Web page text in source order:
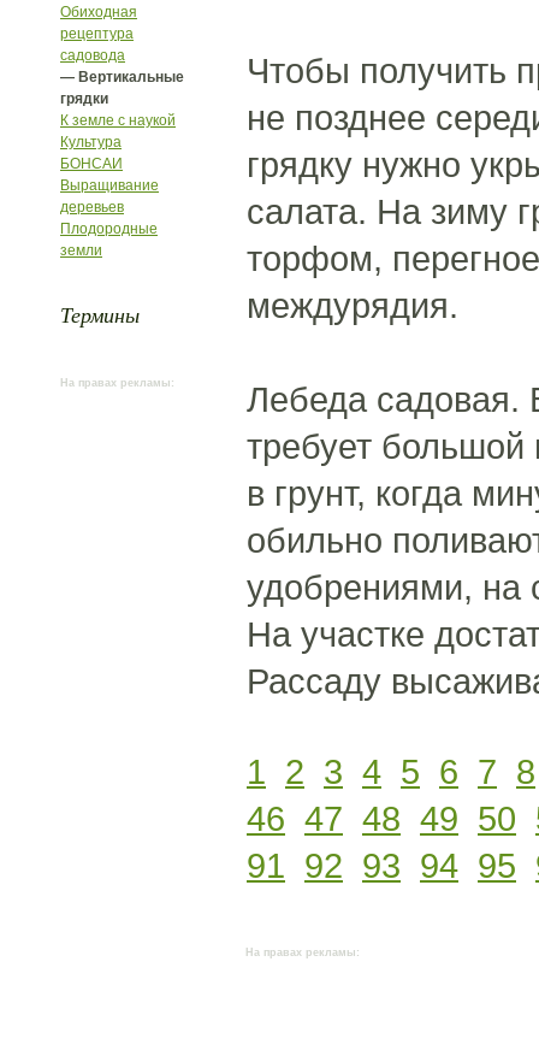
Обиходная
рецептура
садовода
— Вертикальные
грядки
К земле с наукой
Культура
БОНСАИ
Выращивание
деревьев
Плодородные
земли
Термины
На правах рекламы:
Чтобы получить
не позднее
грядку нужно
салата. На зиму
торфом,
междурядия.
Лебеда садовая.
требует
в грунт, когда
обильно
удобрениями, на
На участке
Рассаду
1 2 3 4 5 6 7 8
46 47 48 49 50
91 92 93 94 95
На правах рекламы: